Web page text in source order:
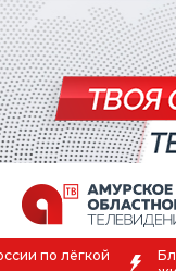
Благовещенск